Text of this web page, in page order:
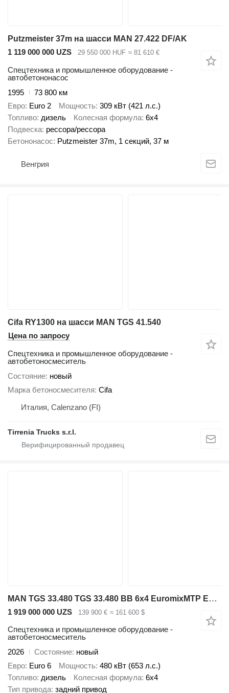
Putzmeister 37m на шасси MAN 27.422 DF/AK
1 119 000 000 UZS
29 550 000 HUF ≈ 81 610 €
Спецтехника и промышленное оборудование -
автобетононасос
1995
73 800 км
Евро Euro 2 Мощность 309 кВт (421 л.с.)
Топливо дизель Колесная формула 6x4
Подвеска рессора/рессора
Бетононасос Putzmeister 37m, 1 секций, 37 м
Венгрия
Cifa RY1300 на шасси MAN TGS 41.540
Цена по запросу
Спецтехника и промышленное оборудование -
автобетоносмеситель
Состояние новый
Марка бетоносмесителя Cifa
Италия, Calenzano (FI)
Tirrenia Trucks s.r.l.
MAN TGS 33.480 TGS 33.480 BB 6x4 EuromixMTP EM 7 L
1 919 000 000 UZS 139 900 € ≈ 161 600 $
Спецтехника и промышленное оборудование -
автобетоносмеситель
2026
Состояние новый
Евро Euro 6 Мощность 480 кВт (653 л.с.)
Топливо дизель Колесная формула 6x4
Тип привода задний привод